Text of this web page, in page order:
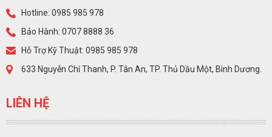
Hotline: 0985 985 978
Bảo Hành: 0707 8888 36
Hỗ Trợ Kỹ Thuật: 0985 985 978
633 Nguyễn Chí Thanh, P. Tân An, TP. Thủ Dầu Một, Bình Dương.
LIÊN HỆ